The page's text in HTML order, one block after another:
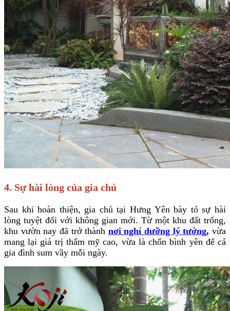
4. Sự hài lòng của gia chủ
Sau khi hoàn thiện, gia chủ tại Hưng Yên bày tỏ sự hài
lòng tuyệt đối với không gian mới. Từ một khu đất trống,
khu vườn nay đã trở thành nơi nghỉ dưỡng lý tưởng,vừa
mang lại giá trị thẩm mỹ cao, vừa là chốn bình yên để cả
gia đình sum vầy mỗi ngày.